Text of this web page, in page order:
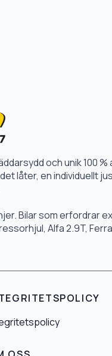
och unik 100
låter, en individuellt
Bilar som erfordrar
Alfa 2.9T,